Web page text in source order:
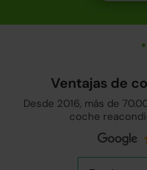
Ventajas de
Desde 2016, más de
coche